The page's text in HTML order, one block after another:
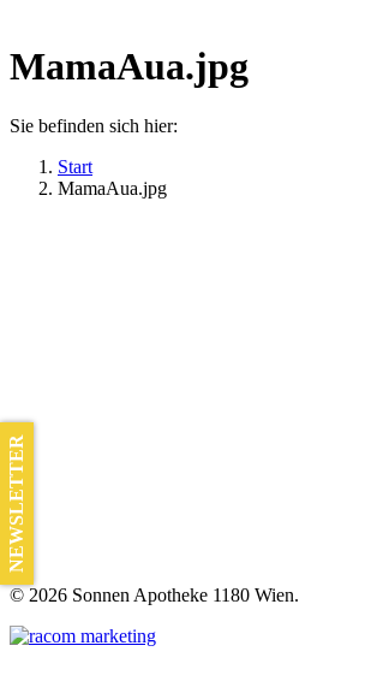
MamaAua.jpg
Sie befinden sich hier:
Start
MamaAua.jpg
© 2026 Sonnen Apotheke 1180 Wien.
NEWSLETTER